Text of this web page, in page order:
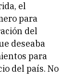
el
para
del
deseaba
para
del país. No